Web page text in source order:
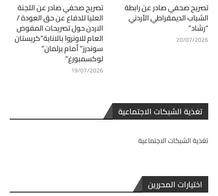
تصريح صحفي صادر عن رابطة
الشباب الديمقراطي الأردني
“رشاد”
20/07/2026
تصريح صحفي صادر عن اللجنة
العليا للدفاع عن حق العودة /
الاردن حول تصريحات المفوض
العام للاونروا بالانابة”كريستان
سوندرز” أمام برلمان”
لوكسمبورغ”
19/07/2026
تغذية الشبكات الاجتماعية
تغذية الشبكات الاجتماعية
اختيارات المحررين